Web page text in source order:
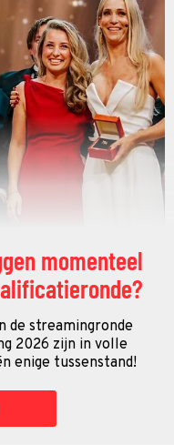
momenteel
de streamingronde
2026 zijn in volle
enige tussenstand!